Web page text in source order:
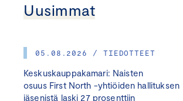
Uusimmat
05.08.2026 / TIEDOTTEET
Keskuskauppakamari: Naisten
osuus First North -yhtiöiden hallituksen
jäsenistä laski 27 prosenttiin